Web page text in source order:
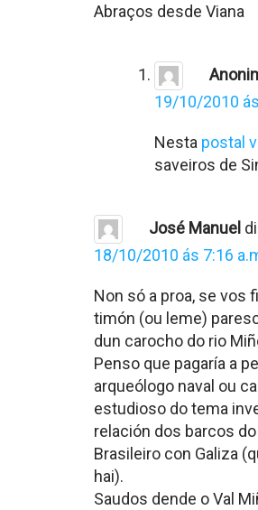
Abraços desde Viana
19/10/2010
Nesta postal
saveiros de
José Manuel
18/10/2010 ás 7:16
Non só a proa, se vos
timón (ou leme)
dun carocho do rio
Penso que pagaría a
arqueólogo naval ou
estudioso do tema
relación dos barcos
Brasileiro con Galiza
hai).
Saudos dende o Val